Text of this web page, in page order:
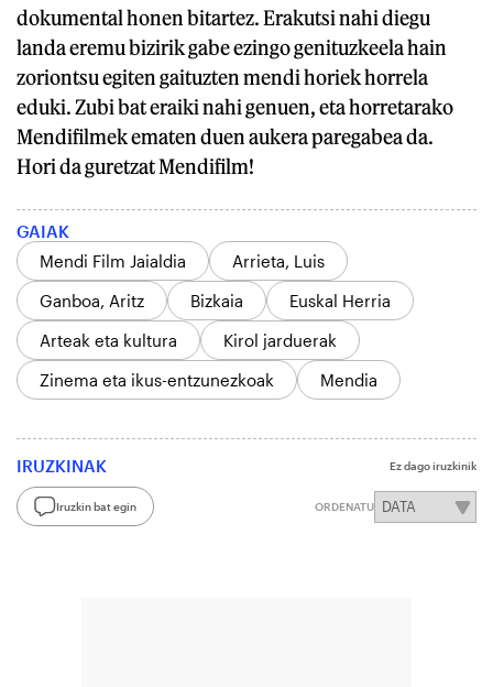
dokumental honen bitartez. Erakutsi nahi diegu
landa eremu bizirik gabe ezingo genituzkeela hain
zoriontsu egiten gaituzten mendi horiek horrela
eduki. Zubi bat eraiki nahi genuen, eta horretarako
Mendifilmek ematen duen aukera paregabea da.
Hori da guretzat Mendifilm!
GAIAK
Mendi Film Jaialdia
Arrieta, Luis
Ganboa, Aritz
Bizkaia
Euskal Herria
Arteak eta kultura
Kirol jarduerak
Zinema eta ikus-entzunezkoak
Mendia
IRUZKINAK Ez dago iruzkinik
Iruzkin bat egin ORDENATU